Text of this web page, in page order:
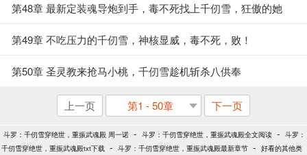
第48章 最新定装魂导炮到手，毒不死找上千仞雪，狂傲的她
第49章 不吃压力的千仞雪，神核显威，毒不死，败！
第50章 圣灵教来抢马小桃，千仞雪趁机斩杀八供奉
上一页 第1 - 50章 下一页
斗罗：千仞雪穿绝世，重振武魂殿 周一诺 - 斗罗：千仞雪穿绝世，重振武魂殿全文阅读 - 斗罗：
千仞雪穿绝世，重振武魂殿txt下载 - 斗罗：千仞雪穿绝世，重振武魂殿最新章节 - 好看的其他类